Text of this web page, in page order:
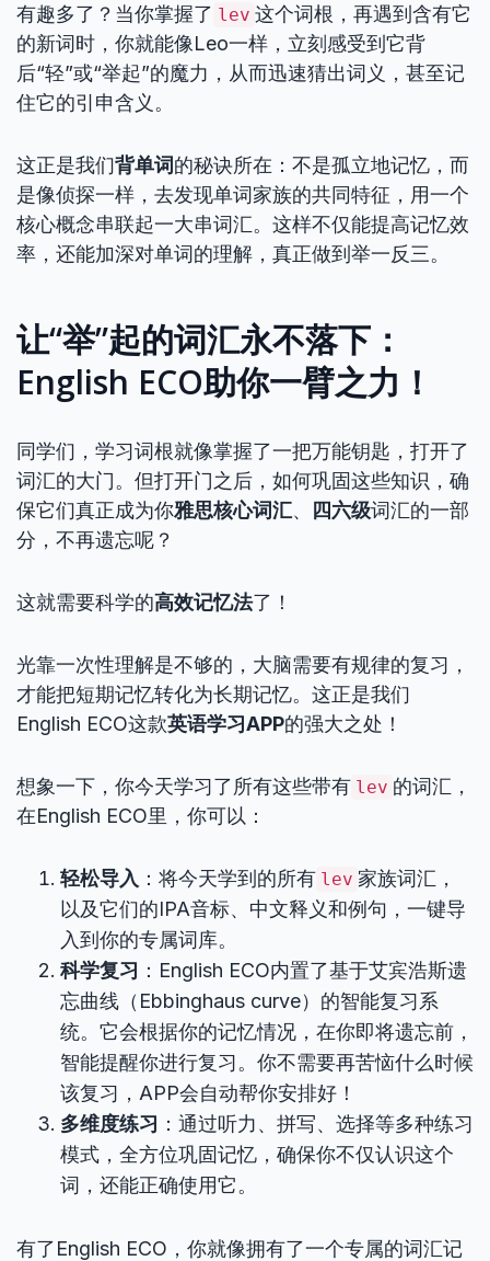
有趣多了？当你掌握了 lev 这个词根，再遇到含有它
的新词时，你就能像Leo一样，立刻感受到它背
后“轻”或“举起”的魔力，从而迅速猜出词义，甚至记
住它的引申含义。
这正是我们背单词的秘诀所在：不是孤立地记忆，而
是像侦探一样，去发现单词家族的共同特征，用一个
核心概念串联起一大串词汇。这样不仅能提高记忆效
率，还能加深对单词的理解，真正做到举一反三。
让“举”起的词汇永不落下：
English ECO助你一臂之力！
同学们，学习词根就像掌握了一把万能钥匙，打开了
词汇的大门。但打开门之后，如何巩固这些知识，确
保它们真正成为你雅思核心词汇、 四六级词汇的一部
分，不再遗忘呢？
这就需要科学的高效记忆法了！
光靠一次性理解是不够的，大脑需要有规律的复习，
才能把短期记忆转化为长期记忆。这正是我们
English ECO这款英语学习APP的强大之处！
想象一下，你今天学习了所有这些带有 lev 的词汇，
在English ECO里，你可以：
轻松导入 ：将今天学到的所有 lev 家族词汇，
以及它们的IPA音标、中文释义和例句，一键导
入到你的专属词库。
科学复习 ：English ECO内置了基于艾宾浩斯遗
忘曲线（Ebbinghaus curve）的智能复习系
统。它会根据你的记忆情况，在你即将遗忘前，
智能提醒你进行复习。你不需要再苦恼什么时候
该复习，APP会自动帮你安排好！
多维度练习 ：通过听力、拼写、选择等多种练习
模式，全方位巩固记忆，确保你不仅认识这个
词，还能正确使用它。
有了English ECO，你就像拥有了一个专属的词汇记